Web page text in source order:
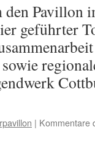
den Pavillon
geführter
| Kommentare